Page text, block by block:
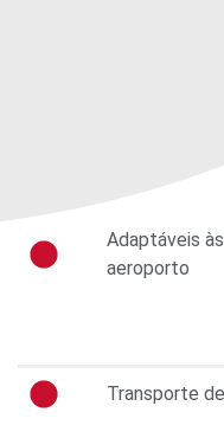
Adaptáveis
aeroporto
Transporte